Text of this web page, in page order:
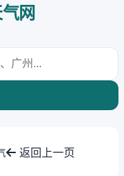
网
返回上一页